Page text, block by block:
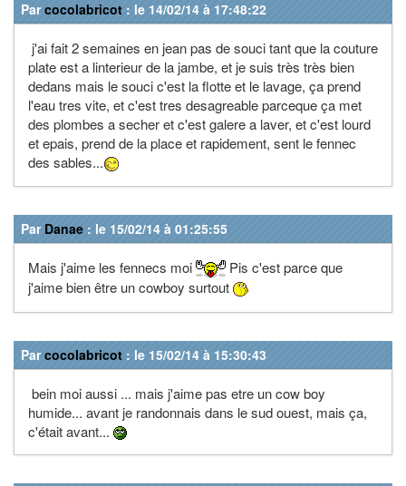
Parcocolabricot : le 14/02/14 à 17:48:22
j'ai fait 2 semaines en jean pas de souci tant que la couture
plate est a linterieur de la jambe, et je suis très très bien
dedans mais le souci c'est la flotte et le lavage, ça prend
l'eau tres vite, et c'est tres desagreable parceque ça met
des plombes a secher et c'est galere a laver, et c'est lourd
et epais, prend de la place et rapidement, sent le fennec
des sables...
Par Danae : le 15/02/14 à 01:25:55
Mais j'aime les fennecs moi
Pis c'est parce que
j'aime bien être un cowboy surtout
Parcocolabricot : le 15/02/14 à 15:30:43
bein moi aussi ... mais j'aime pas etre un cow boy
humide... avant je randonnais dans le sud ouest, mais ça,
c'était avant...